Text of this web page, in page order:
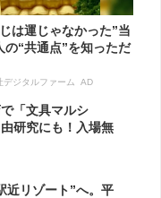
は運じゃなかった”当
の“共通点”を知っただ
デジタルファーム AD
「文具マルシ
研究にも！入場無
近リゾート”へ。平